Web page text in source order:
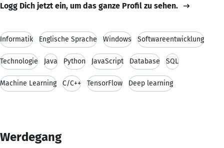
Logg Dich jetzt ein, um das ganze Profil zu sehen.
Informatik Englische Sprache Windows Softwareentwicklung
Technologie Java Python JavaScript Database SQL
Machine Learning C/C++ TensorFlow Deep learning
Werdegang